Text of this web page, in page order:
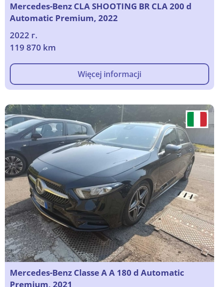
Mercedes-Benz CLA SHOOTING BR CLA 200 d
Automatic Premium, 2022
2022 г.
119 870 km
Więcej informacji
Mercedes-Benz Classe A A 180 d Automatic
Premium, 2021